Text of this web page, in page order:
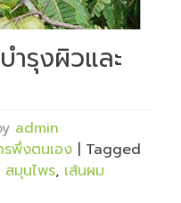
รุงผิวและ
admin
รพึ่งตนเอง
Tagged
สมุนไพร, เส้นผม